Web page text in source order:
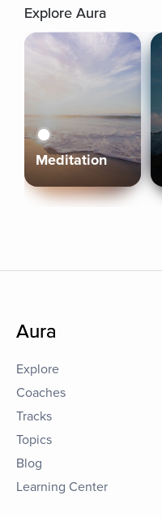
Explore Aura
Meditation
Aura
Explore
Coaches
Tracks
Topics
Blog
Learning Center